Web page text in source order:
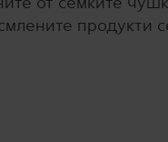
продукти